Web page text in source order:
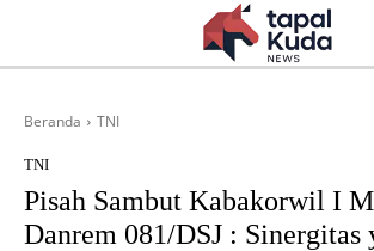
Beranda TNI
TNI
Pisah Sambut Kabakorwil I
Danrem 081/DSJ : Sinergitas